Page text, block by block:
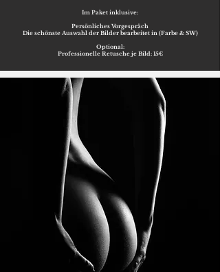
Im Paket inklusive:
Persönliches Vorgespräch
Die schönste Auswahl der Bilder bearbeitet in (Farbe & SW)
Optional:
Professionelle Retusche je Bild: 15€